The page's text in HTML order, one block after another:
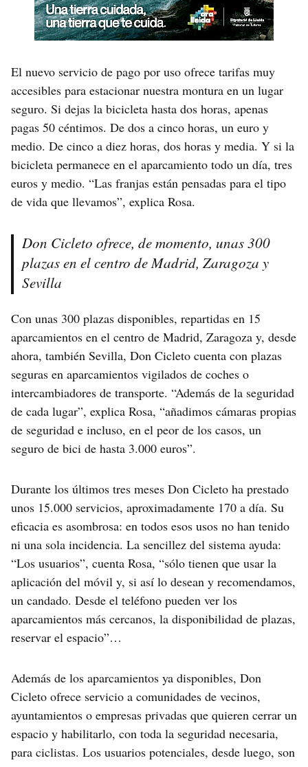
El nuevo servicio de pago por uso ofrece tarifas muy
accesibles para estacionar nuestra montura en un lugar
seguro. Si dejas la bicicleta hasta dos horas, apenas
pagas 50 céntimos. De dos a cinco horas, un euro y
medio. De cinco a diez horas, dos horas y media. Y si la
bicicleta permanece en el aparcamiento todo un día, tres
euros y medio. “Las franjas están pensadas para el tipo
de vida que llevamos”, explica Rosa.
Don Cicleto ofrece, de momento, unas 300
plazas en el centro de Madrid, Zaragoza y
Sevilla
Con unas 300 plazas disponibles, repartidas en 15
aparcamientos en el centro de Madrid, Zaragoza y, desde
ahora, también Sevilla, Don Cicleto cuenta con plazas
seguras en aparcamientos vigilados de coches o
intercambiadores de transporte. “Además de la seguridad
de cada lugar”, explica Rosa, “añadimos cámaras propias
de seguridad e incluso, en el peor de los casos, un
seguro de bici de hasta 3.000 euros”.
Durante los últimos tres meses Don Cicleto ha prestado
unos 15.000 servicios, aproximadamente 170 a día. Su
eficacia es asombrosa: en todos esos usos no han tenido
ni una sola incidencia. La sencillez del sistema ayuda:
“Los usuarios”, cuenta Rosa, “sólo tienen que usar la
aplicación del móvil y, si así lo desean y recomendamos,
un candado. Desde el teléfono pueden ver los
aparcamientos más cercanos, la disponibilidad de plazas,
reservar el espacio”…
Además de los aparcamientos ya disponibles, Don
Cicleto ofrece servicio a comunidades de vecinos,
ayuntamientos o empresas privadas que quieren cerrar un
espacio y habilitarlo, con toda la seguridad necesaria,
para ciclistas. Los usuarios potenciales, desde luego, son